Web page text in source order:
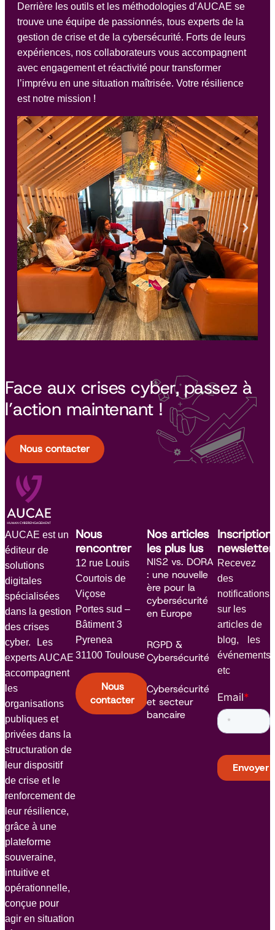
Derrière les outils et les méthodologies d’AUCAE se
trouve une équipe de passionnés, tous experts de la
gestion de crise et de la cybersécurité. Forts de leurs
expériences, nos collaborateurs vous accompagnent
avec engagement et réactivité pour transformer
l’imprévu en une situation maîtrisée. Votre résilience
est notre mission !
Face aux crises cyber, passez à
l’action maintenant !
Nous contacter
AUCAE est un
éditeur de
solutions
digitales
spécialisées
dans la gestion
des crises
cyber. Les
experts AUCAE
accompagnent
les
organisations
publiques et
privées dans la
structuration de
leur dispositif
de crise et le
renforcement de
leur résilience,
grâce à une
plateforme
souveraine,
intuitive et
opérationnelle,
conçue pour
agir en situation
Nous
rencontrer
12 rue Louis
Courtois de
Viçose
Portes sud –
Bâtiment 3
Pyrenea
31100 Toulouse
Nous
contacter
Nos articles
les plus lus
NIS2 vs. DORA
: une nouvelle
ère pour la
cybersécurité
en Europe
RGPD &
Cybersécurité
Cybersécurité
et secteur
bancaire
Inscription
newsletter
Recevez
des
notifications
sur les
articles de
blog, les
événements
etc
Email*